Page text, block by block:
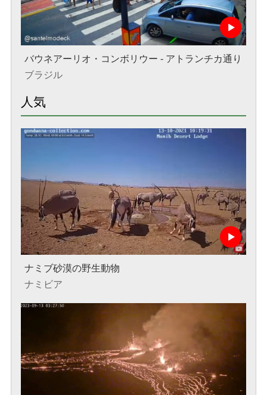
バウネアーリオ・コンボリウー - アトランチカ通り
ブラジル
人気
ナミブ砂漠の野生動物
ナミビア